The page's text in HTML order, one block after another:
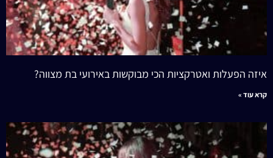
איזה הפעלות ואטרקציות הכי מבוקשות באירועי בת מצווה?
קרא עוד »